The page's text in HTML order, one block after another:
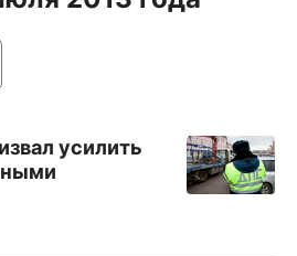
усилить